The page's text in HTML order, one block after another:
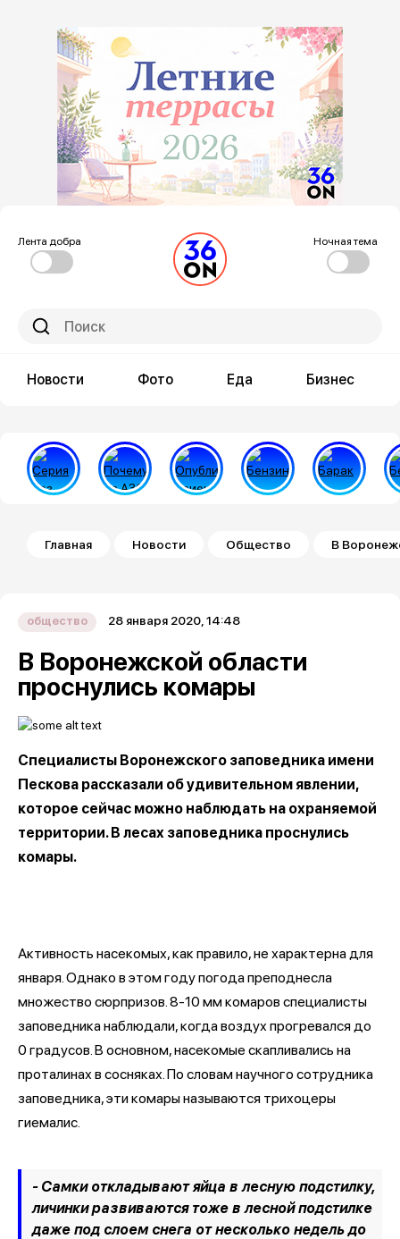
Лента добра Ночная тема
Новости Фото Еда Бизнес
Строка навигации
Главная Новости Общество В
общество 28 января 2020, 14:48
В Воронежской области
проснулись комары
Специалисты Воронежского заповедника имени
Пескова рассказали об удивительном явлении,
которое сейчас можно наблюдать на охраняемой
территории. В лесах заповедника проснулись
комары.
Активность насекомых, как правило, не характерна для
января. Однако в этом году погода преподнесла
множество сюрпризов. 8-10 мм комаров специалисты
заповедника наблюдали, когда воздух прогревался до
0 градусов. В основном, насекомые скапливались на
проталинах в сосняках. По словам научного сотрудника
заповедника, эти комары называются трихоцеры
гиемалис.
- Самки откладывают яйца в лесную подстилку,
личинки развиваются тоже в лесной подстилке
даже под слоем снега от несколько недель до